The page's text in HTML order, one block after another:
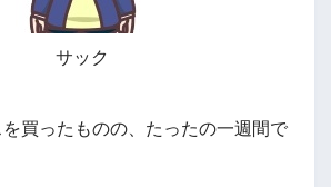
サック
買ったものの、たったの一週間で